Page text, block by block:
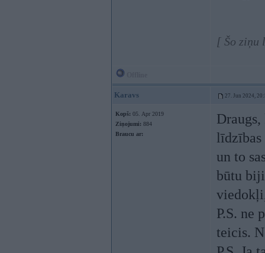
[ Šo ziņu
Karavs 27. Jun 2024,
Kopš: 05. Apr 2019
Ziņojumi: 884
Braucu ar:
līdzības
un to
būtu
P.S. ne
teicis.